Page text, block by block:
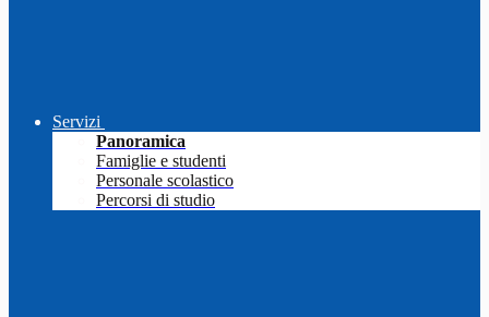
Servizi
Panoramica
Famiglie e studenti
Personale scolastico
Percorsi di studio